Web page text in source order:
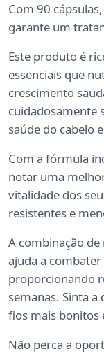
Com 90
garante um
Este produto é
essenciais que
crescimento
cuidadosamente
saúde do cabelo
Com a fórmula
notar uma
vitalidade dos
resistentes e
A combinação
ajuda a
proporcionando
semanas. Sinta
fios mais bonitos
Não perca a